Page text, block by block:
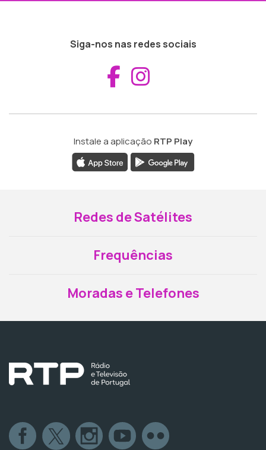
Siga-nos nas redes sociais
Aceder ao
Instale a aplicação RTP Play
Redes de Satélites
Frequências
Moradas e Telefones